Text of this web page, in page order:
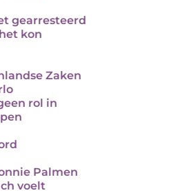
gearresteerd
kon
Zaken
rol in
Palmen
voelt